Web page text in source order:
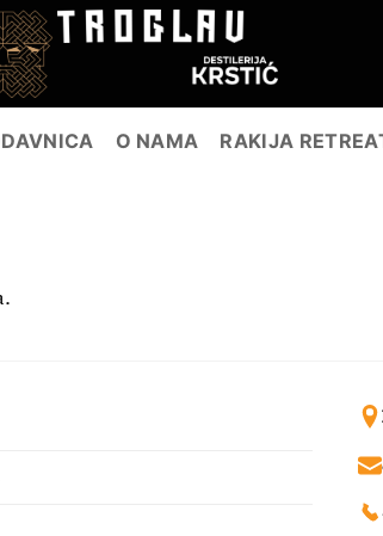
O NAMA RAKIJA